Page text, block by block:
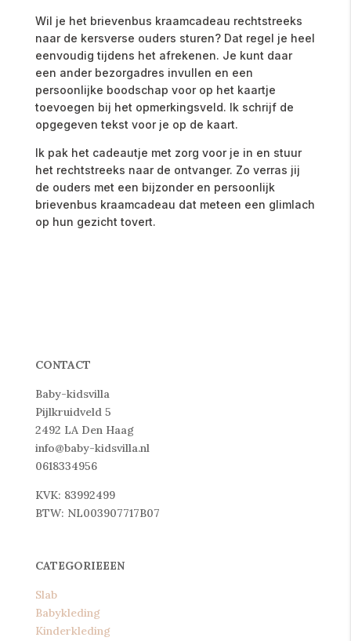
Wil je het brievenbus kraamcadeau rechtstreeks
naar de kersverse ouders sturen? Dat regel je heel
eenvoudig tijdens het afrekenen. Je kunt daar
een ander bezorgadres invullen en een
persoonlijke boodschap voor op het kaartje
toevoegen bij het opmerkingsveld. Ik schrijf de
opgegeven tekst voor je op de kaart.
Ik pak het cadeautje met zorg voor je in en stuur
het rechtstreeks naar de ontvanger. Zo verras jij
de ouders met een bijzonder en persoonlijk
brievenbus kraamcadeau dat meteen een glimlach
op hun gezicht tovert.
CONTACT
Baby-kidsvilla
Pijlkruidveld 5
2492 LA Den Haag
info@baby-kidsvilla.nl
0618334956
KVK: 83992499
BTW: NL003907717B07
CATEGORIEEEN
Slab
Babykleding
Kinderkleding